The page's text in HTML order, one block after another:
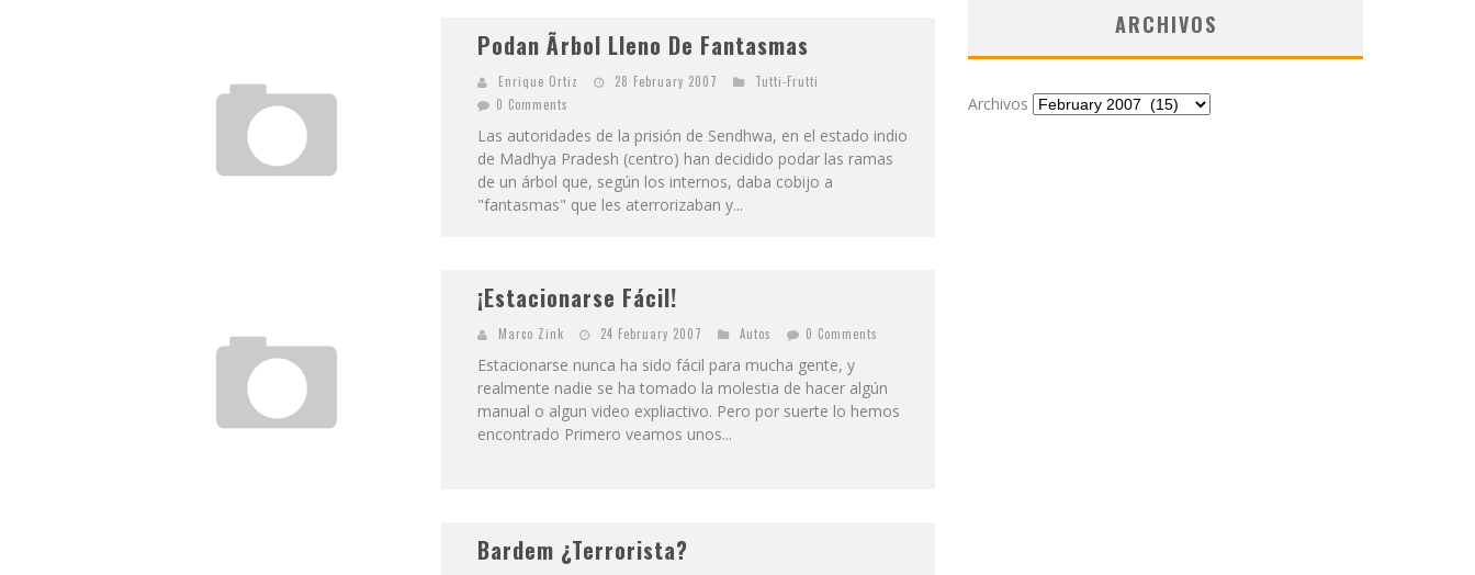
Podan Ãrbol Lleno De Fantasmas
Enrique Ortiz 28 February 2007
Tutti-Frutti
0 Comments
Las autoridades de la prisión de Sendhwa, en el estado indio
de Madhya Pradesh (centro) han decidido podar las ramas
de un árbol que, según los internos, daba cobijo a
"fantasmas" que les aterrorizaban y...
¡Estacionarse Fácil!
Marco Zink 24 February 2007 Autos 0 Comments
Estacionarse nunca ha sido fácil para mucha gente, y
realmente nadie se ha tomado la molestia de hacer algún
manual o algun video expliactivo. Pero por suerte lo hemos
encontrado Primero veamos unos...
Bardem ¿Terrorista?
ARCHIVOS
Archivos